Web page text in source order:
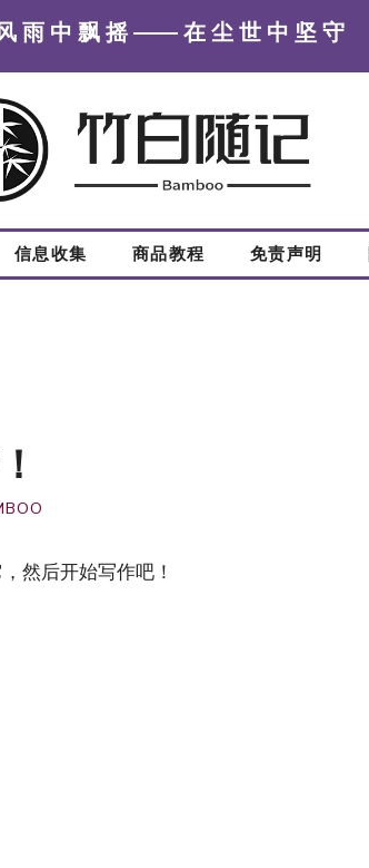
雨 中 飘 摇 —— 在 尘 世 中 坚 守
信息收集 商品教程 免责声明
然后开始写作吧！